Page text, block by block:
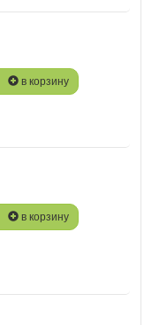
в корзину
в корзину